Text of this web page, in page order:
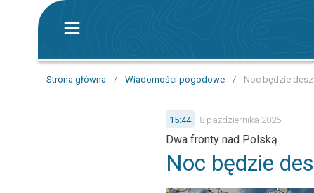
Strona główna / Wiadomości pogodowe / Noc będzie
15:44 8 października 2025
Dwa fronty nad Polską
Noc będzie